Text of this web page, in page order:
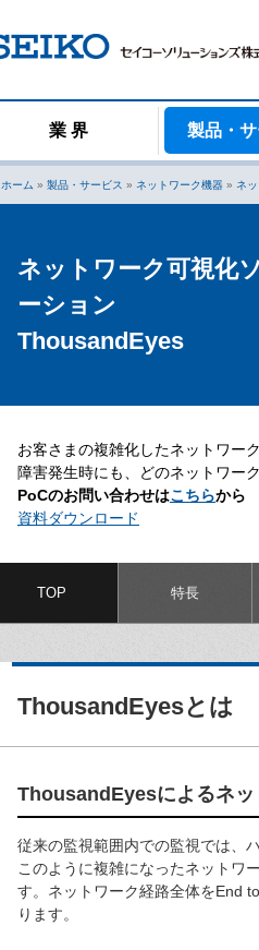
業 界 製品・
ホーム » 製品・サービス » ネットワーク機器 » ネ
ネットワーク可視化
ーション
ThousandEyes
お客さまの複雑化したネットワー
障害発生時にも、どのネットワー
PoCのお問い合わせはこちらから
資料ダウンロード
TOP 特長
ThousandEyesとは
ThousandEyesによるネッ
従来の監視範囲内での監視では、
このように複雑になったネットワ
す。ネットワーク経路全体をEnd
ります。